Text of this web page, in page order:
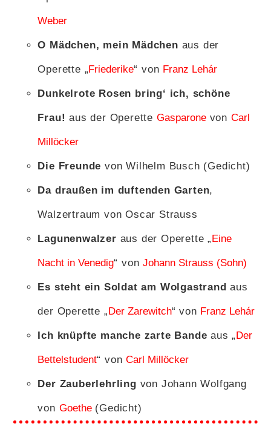
Weber
O Mädchen, mein Mädchen aus der
Operette „ Friederike“ von Franz Lehár
Dunkelrote Rosen bring‘ ich, schöne
Frau! aus der Operette Gasparonevon Carl
Millöcker
Die Freunde von Wilhelm Busch (Gedicht)
Da draußen im duftenden Garten,
Walzertraum von Oscar Strauss
Lagunenwalzer aus der Operette „ Eine
Nacht in Venedig“ vonJohann Strauss (Sohn)
Es steht ein Soldat am Wolgastrand aus
der Operette „ Der Zarewitch“ von Franz Lehár
Ich knüpfte manche zarte Bande aus „ Der
Bettelstudent“ vonCarl Millöcker
Der Zauberlehrling von Johann Wolfgang
von Goethe(Gedicht)